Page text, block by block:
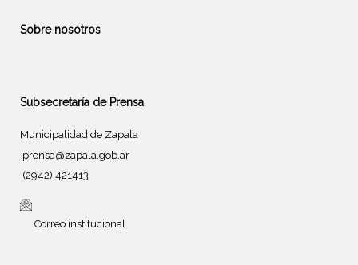
Sobre nosotros
Subsecretaría de Prensa
Municipalidad de Zapala
prensa@zapala.gob.ar
(2942) 421413
Correo institucional